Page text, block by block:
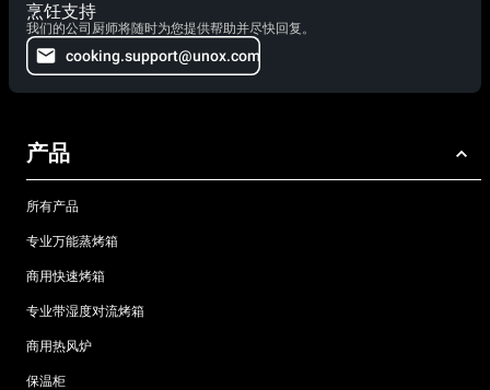
烹饪支持
我们的公司厨师将随时为您提供帮助并尽快回复。
cooking.support@unox.com
产品
所有产品
专业万能蒸烤箱
商用快速烤箱
专业带湿度对流烤箱
商用热风炉
保温柜